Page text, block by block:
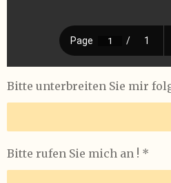
Bitte unterbreiten Sie mir
Bitte rufen Sie mich an ! *